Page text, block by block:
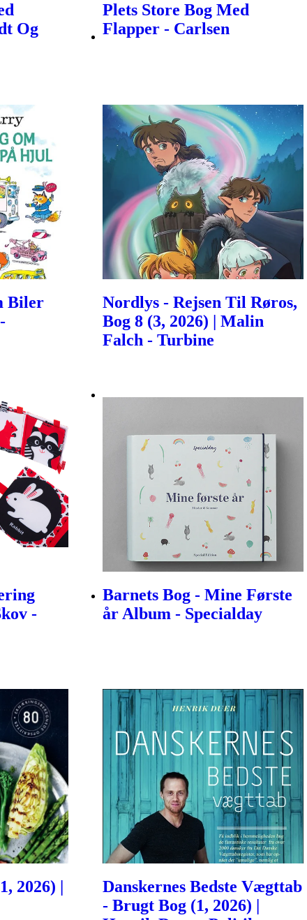
Og
Plets Store Bog Med
Flapper - Carlsen
Biler
Nordlys - Rejsen Til Røros,
Bog 8 (3, 2026) | Malin
Falch - Turbine
-
Barnets Bog - Mine Første
år Album - Specialday
2026) |
Danskernes Bedste Vægttab
- Brugt Bog (1, 2026) |